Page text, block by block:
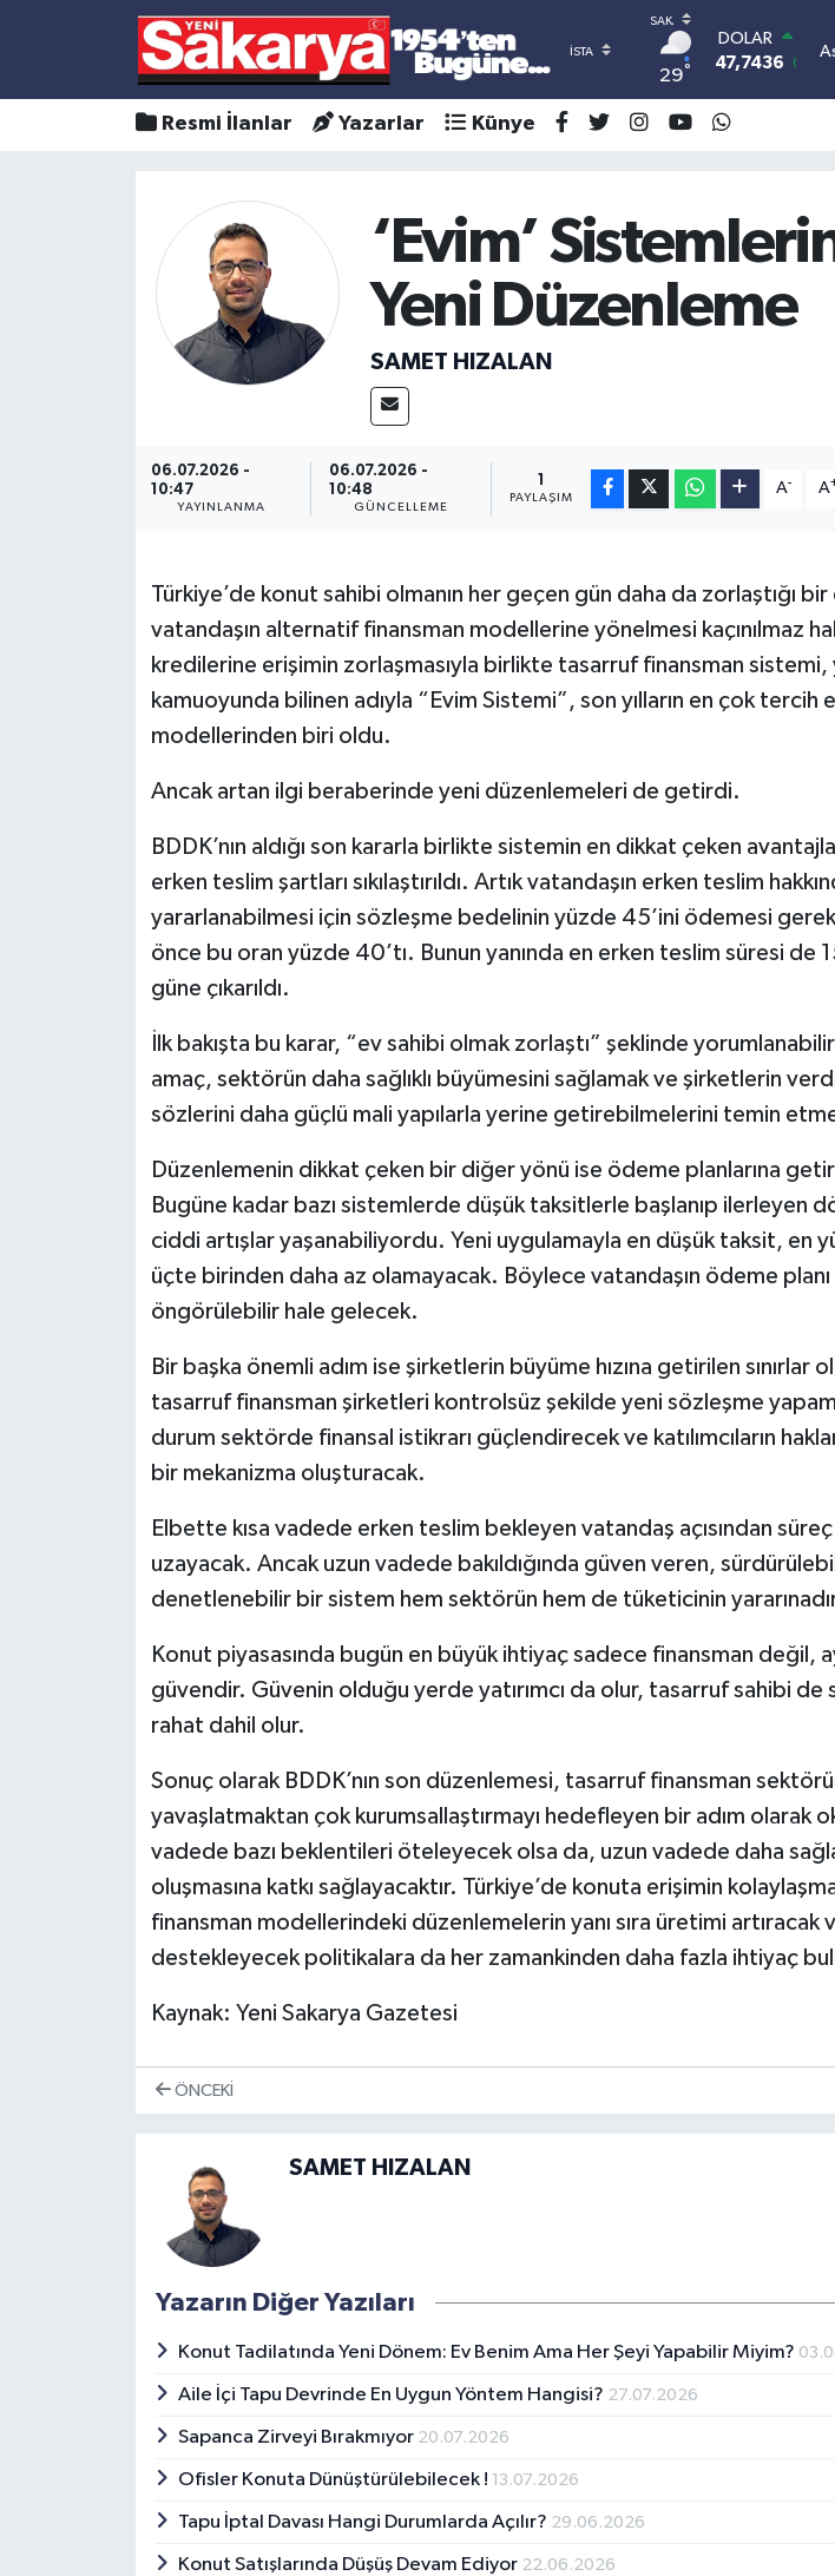
29°
DOLAR
47,7436 0.18
55,2510
BİST100
13.779 -14
3.095.741,30
Resmi İlanlar Yazarlar Künye
‘Evim’
Yeni Düzenleme
SAMET HIZALAN
06.07.2026 -
10:47
YAYINLANMA
06.07.2026 -
10:48
GÜNCELLEME
1
PAYLAŞIM
A- A
Türkiye’de konut sahibi olmanın her geçen gün daha da zorlaştığı
vatandaşın alternatif finansman modellerine yönelmesi kaçınılmaz
kredilerine erişimin zorlaşmasıyla birlikte tasarruf finansman sistemi,
kamuoyunda bilinen adıyla “Evim Sistemi”, son yılların en çok tercih
modellerinden biri oldu.
Ancak artan ilgi beraberinde yeni düzenlemeleri de getirdi.
BDDK’nın aldığı son kararla birlikte sistemin en dikkat çeken
erken teslim şartları sıkılaştırıldı. Artık vatandaşın erken teslim
yararlanabilmesi için sözleşme bedelinin yüzde 45’ini ödemesi
önce bu oran yüzde 40’tı. Bunun yanında en erken teslim süresi de
güne çıkarıldı.
İlk bakışta bu karar, “ev sahibi olmak zorlaştı” şeklinde
amaç, sektörün daha sağlıklı büyümesini sağlamak ve şirketlerin
sözlerini daha güçlü mali yapılarla yerine getirebilmelerini temin
Düzenlemenin dikkat çeken bir diğer yönü ise ödeme planlarına
Bugüne kadar bazı sistemlerde düşük taksitlerle başlanıp ilerleyen
ciddi artışlar yaşanabiliyordu. Yeni uygulamayla en düşük taksit, en
üçte birinden daha az olamayacak. Böylece vatandaşın ödeme planı
öngörülebilir hale gelecek.
Bir başka önemli adım ise şirketlerin büyüme hızına getirilen sınırlar
tasarruf finansman şirketleri kontrolsüz şekilde yeni sözleşme
durum sektörde finansal istikrarı güçlendirecek ve katılımcıların
bir mekanizma oluşturacak.
Elbette kısa vadede erken teslim bekleyen vatandaş açısından
uzayacak. Ancak uzun vadede bakıldığında güven veren,
denetlenebilir bir sistem hem sektörün hem de tüketicinin
Konut piyasasında bugün en büyük ihtiyaç sadece finansman değil,
güvendir. Güvenin olduğu yerde yatırımcı da olur, tasarruf sahibi de
rahat dahil olur.
Sonuç olarak BDDK’nın son düzenlemesi, tasarruf finansman
yavaşlatmaktan çok kurumsallaştırmayı hedefleyen bir adım olarak
vadede bazı beklentileri öteleyecek olsa da, uzun vadede daha
oluşmasına katkı sağlayacaktır. Türkiye’de konuta erişimin
finansman modellerindeki düzenlemelerin yanı sıra üretimi artıracak
destekleyecek politikalara da her zamankinden daha fazla ihtiyaç
Kaynak: Yeni Sakarya Gazetesi
ÖNCEKI
SAMET HIZALAN
Yazarın Diğer Yazıları
Konut Tadilatında Yeni Dönem: Ev Benim Ama Her Şeyi Yapabilir Miyim?
Aile İçi Tapu Devrinde En Uygun Yöntem Hangisi? 27.07.2026
Sapanca Zirveyi Bırakmıyor 20.07.2026
Ofisler Konuta Dünüştürülebilecek ! 13.07.2026
Tapu İptal Davası Hangi Durumlarda Açılır? 29.06.2026
Konut Satışlarında Düşüş Devam Ediyor 22.06.2026